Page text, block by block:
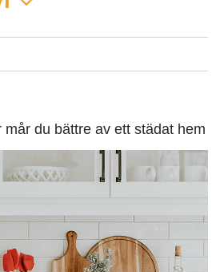
mår du bättre av ett städat hem